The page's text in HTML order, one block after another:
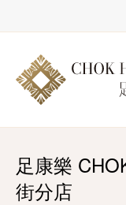
足康樂
街分店